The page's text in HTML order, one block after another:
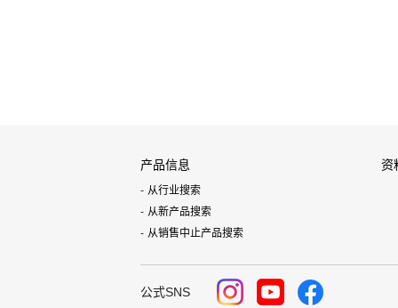
产品信息
从行业搜索
从新产品搜索
从销售中止产品搜索
资
公式SNS